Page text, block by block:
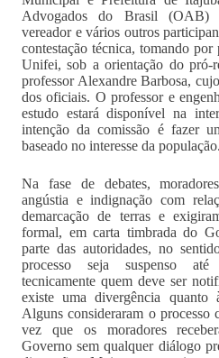
Advogados do Brasil
vereador e vários outros
contestação técnica, tomando por
Unifei, sob a orientação do pró-
professor Alexandre Barbosa,
dos oficiais. O professor e
estudo estará disponível na
intenção da comissão é fazer
baseado no interesse da população.
Na fase de debates,
angústia e indignação com
demarcação de terras e
formal, em carta timbrada do
parte das autoridades, no
processo seja suspenso
tecnicamente quem deve ser
existe uma divergência quanto
Alguns consideraram o processo
vez que os moradores
Governo sem qualquer diálogo